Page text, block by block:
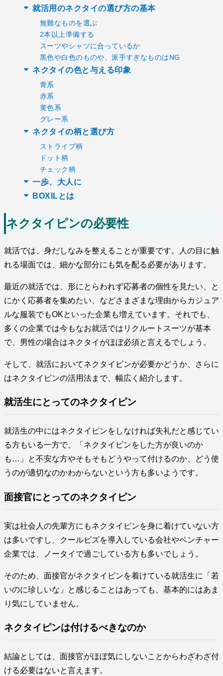
就活用のネクタイの選び方の基本
無難なものを選ぶ
2本以上準備する
スーツやシャツに合っているか
黒色や白色のものや、派手すぎなものはNG
ネクタイの色と与える印象
青系
赤系
黄色系
グレー系
ネクタイの柄と選び方
ストライプ柄
ドット柄
チェック柄
一歩、大人に
BOXILとは
ネクタイピンの必要性
就活では、身だしなみを整えることが重要です。人の目に触
れる場面では、細かな部分にも気を配る必要があります。
最近の就活では、形にとらわれず応募者の個性を見たい、と
にかく応募者を集めたい、などさまざまな理由からカジュア
ルな服装でもOKといった企業も増えています。それでも、
多くの企業では今もなお就活ではリクルートスーツが基本
で、男性の場合はネクタイがほぼ必須と言えるでしょう。
そして、就活においてネクタイピンが必要かどうか、さらに
はネクタイピンの活用法まで、幅広く紹介します。
就活生にとってのネクタイピン
就活生の中にはネクタイピンをしなければ失礼だと感じてい
る方もいる一方で、「ネクタイピンをした方が良いのか
も…」と不安な方やそもそもどうやって付けるのか、どう使
うのが適切なのかわからないという方も多いようです。
面接官にとってのネクタイピン
実は社会人の先輩方にもネクタイピンを身に着けていない方
は多いですし、クールビズを導入している会社やベンチャー
企業では、ノータイで過ごしている方も多いでしょう。
そのため、面接官がネクタイピンを着けている就活生に「若
いのに珍しいな」と感じることはあっても、基本的にはあま
り気にしていません。
ネクタイピンは付けるべきなのか
結論としては、面接官がほぼ気にしないことからわざわざ付
ける必要はないと言えます。